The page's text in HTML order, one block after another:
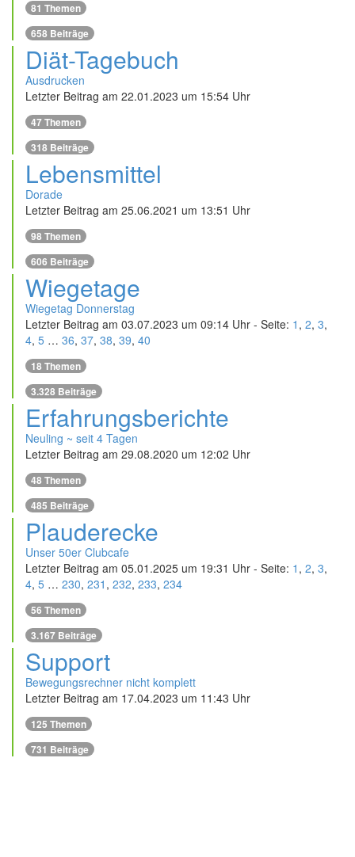
81 Themen
658 Beiträge
Diät-Tagebuch
Ausdrucken
Letzter Beitrag am 22.01.2023 um 15:54 Uhr
47Themen
318 Beiträge
Lebensmittel
Dorade
Letzter Beitrag am 25.06.2021 um 13:51 Uhr
98Themen
606 Beiträge
Wiegetage
Wiegetag Donnerstag
Letzter Beitrag am 03.07.2023 um 09:14 Uhr - Seite: 1 , 2, 3,
4, 5 … 36, 37, 38, 39, 40
18Themen
3.328 Beiträge
Erfahrungsberichte
Neuling ~ seit 4 Tagen
Letzter Beitrag am 29.08.2020 um 12:02 Uhr
48Themen
485 Beiträge
Plauderecke
Unser 50er Clubcafe
Letzter Beitrag am 05.01.2025 um 19:31 Uhr - Seite: 1 , 2, 3,
4, 5 … 230, 231 , 232, 233, 234
56 Themen
3.167 Beiträge
Support
Bewegungsrechner nicht komplett
Letzter Beitrag am 17.04.2023 um 11:43 Uhr
125 Themen
731 Beiträge